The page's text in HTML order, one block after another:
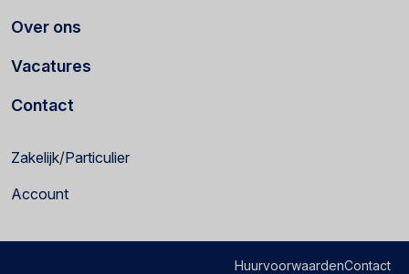
Over ons
Vacatures
Contact
Zakelijk/Particulier
Account
HuurvoorwaardenContact